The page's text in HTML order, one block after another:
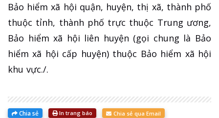
Bảo hiểm xã hội quận, huyện, thị xã, thành phố
thuộc tỉnh, thành phố trực thuộc Trung ương,
Bảo hiểm xã hội liên huyện (gọi chung là Bảo
hiểm xã hội cấp huyện) thuộc Bảo hiểm xã hội
khu vực./.
Chia sẻ In trang báo Chia sẻ qua Email